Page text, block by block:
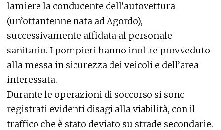
lamiere la conducente dell’autovettura
(un’ottantenne nata ad Agordo),
successivamente affidata al personale
sanitario. I pompieri hanno inoltre provveduto
alla messa in sicurezza dei veicoli e dell’area
interessata.
Durante le operazioni di soccorso si sono
registrati evidenti disagi alla viabilità, con il
traffico che è stato deviato su strade secondarie.